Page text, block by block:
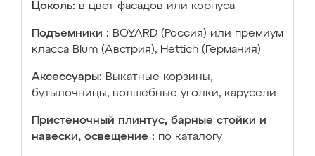
Цоколь: в цвет фасадов или корпуса
Подъемники : BOYARD (Россия) или премиум
класса Blum (Австрия), Hettich (Германия)
Аксессуары: Выкатные корзины,
бутылочницы, волшебные уголки, карусели
Пристеночный плинтус, барные стойки и
навески, освещение : по каталогу